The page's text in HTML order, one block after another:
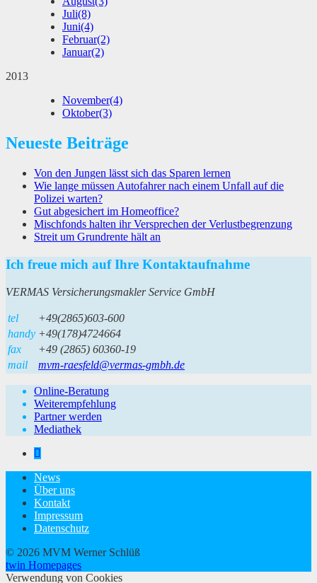
Juli(8)
Juni(4)
Februar(2)
Januar(2)
2013
November(4)
Oktober(3)
Neueste Beiträge
Von den Jungen lässt sich das Sparen lernen
Wie lange müssen Autofahrer nach einem Unfall auf die
Polizei warten?
Gut abgesichert im Homeoffice?
Mischfonds halten ihr Versprechen der Verlustbegrenzung
Streit um Grundrente hält an
Ich freue mich auf Ihre Kontaktaufnahme
VERMAS Versicherungsmakler Service GmbH
tel
+49(2865)603-600
handy +49(178)4724664
fax
+49 (2865) 60360-19
mail
mvm-raesfeld@vermas-gmbh.de
Online-Beratung
Weiterempfehlung
Partner werden
Mediathek
News
Über uns
Kontakt
Impressum
Datenschutz
© 2026 MVM Werner Schlüß
twin Homepages
Verwendung von Cookies